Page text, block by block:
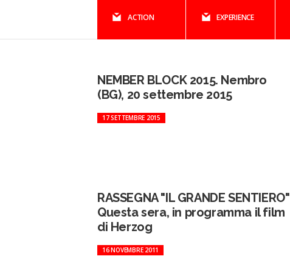
ACTION EXPERIENCE
NEMBER BLOCK 2015. Nembro
(BG), 20 settembre 2015
17 SETTEMBRE 2015
RASSEGNA "IL GRANDE SENTIERO"
Questa sera, in programma il film
di Herzog
16 NOVEMBRE 2011